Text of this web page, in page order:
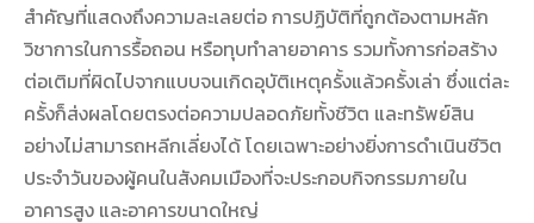
สำคัญที่แสดงถึงความละเลยต่อ การปฏิบัติที่ถูกต้องตามหลัก
วิชาการในการรื้อถอน หรือทุบทำลายอาคาร รวมทั้งการก่อสร้าง
ต่อเติมที่ผิดไปจากแบบจนเกิดอุบัติเหตุครั้งแล้วครั้งเล่า ซึ่งแต่ละ
ครั้งก็ส่งผลโดยตรงต่อความปลอดภัยทั้งชีวิต และทรัพย์สิน
อย่างไม่สามารถหลีกเลี่ยงได้ โดยเฉพาะอย่างยิ่งการดำเนินชีวิต
ประจำวันของผู้คนในสังคมเมืองที่จะประกอบกิจกรรมภายใน
อาคารสูง และอาคารขนาดใหญ่